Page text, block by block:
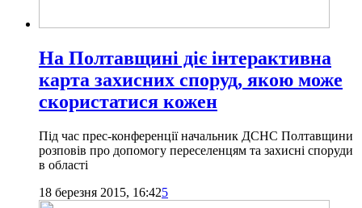
На Полтавщині діє інтерактивна
карта захисних споруд, якою може
скористатися кожен
Під час прес-конференції начальник ДСНС Полтавщини
розповів про допомогу переселенцям та захисні споруди
в області
18 березня 2015, 16:425